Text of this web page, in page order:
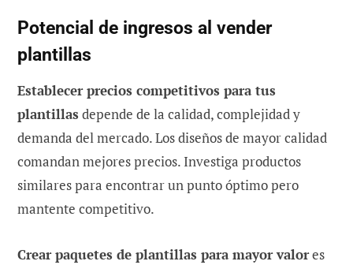
Potencial de ingresos al vender
plantillas
Establecer precios competitivos para tus
plantillas depende de la calidad, complejidad y
demanda del mercado. Los diseños de mayor calidad
comandan mejores precios. Investiga productos
similares para encontrar un punto óptimo pero
mantente competitivo.
Crear paquetes de plantillas para mayor valores